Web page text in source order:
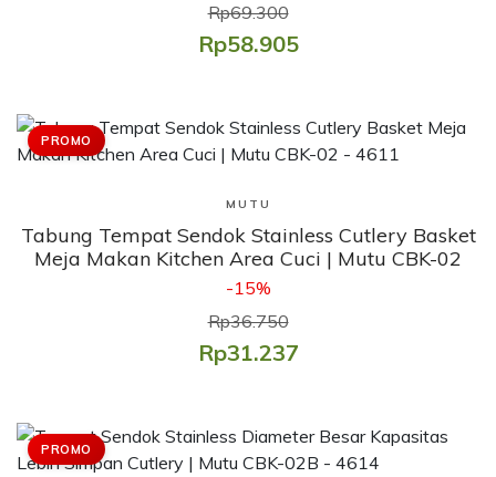
Rp69.300
Rp58.905
PROMO
Lihat Produk
MUTU
Tabung Tempat Sendok Stainless Cutlery Basket
Meja Makan Kitchen Area Cuci | Mutu CBK-02
-15%
Rp36.750
Rp31.237
PROMO